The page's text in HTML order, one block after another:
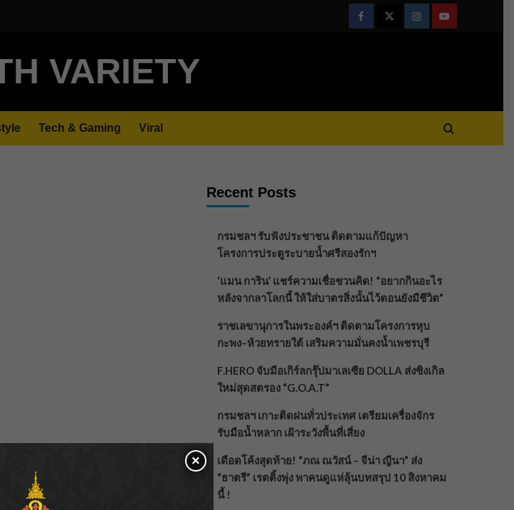
FacebookTwitterInstagramYoutube
VARIETY
Tech & Gaming Viral
Recent Posts
กรมชลฯ รับฟังประชาชน ติดตามแก้ปัญหา
โครงการประตูระบายน้ำศรีสองรักฯ
‘แมน การิน’ แชร์ความเชื่อชวนคิด! “อยากกินอะไร
หลังจากลาโลกนี้ ให้ใส่บาตรสิ่งนั้นไว้ตอนยังมีชีวิต”
ราชเลขานุการในพระองค์ฯ ติดตามโครงการหุบ
กะพง–ห้วยทรายใต้ เสริมความมั่นคงน้ำเพชรบุรี
F.HERO จับมือเกิร์ลกรุ๊ปมาเลเซีย DOLLA ส่งซิงเกิล
ใหม่สุดสตรอง “G.O.A.T”
กรมชลฯ เกาะติดฝนทั่วประเทศ เตรียมเครื่องจักร
รับมือน้ำหลาก เฝ้าระวังพื้นที่เสี่ยง
เดือดโค้งสุดท้าย! “ภณ ณวัสน์ – จีน่า ญีนา” ส่ง
“ธาตรี” เรตติ้งพุ่ง พาคนดูแห่ลุ้นบทสรุป 10 สิงหาคม
นี้ !
×